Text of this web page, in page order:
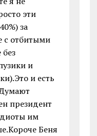
эти
за
с отбитыми
и
и есть
президент
им
Беня